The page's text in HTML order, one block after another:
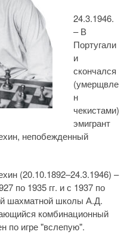
24.3.1946.
– В
Португали
и
скончался
(умерщвле
н
чекистами)
эмигрант
непобежденный
(20.10.1892–24.3.1946) –
по 1935 гг. и с 1937 по
шахматной школы А.Д.
комбинационный
по игре "вслепую".